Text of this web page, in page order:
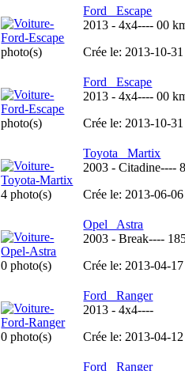
photo(s)
Ford Escape
2013 -4x4----00
Crée le: 2013-10-
photo(s)
Ford Escape
2013 -4x4----00
Crée le: 2013-10-
4 photo(s)
Toyota Martix
2003 -Citadine----
Crée le: 2013-06-
0 photo(s)
Opel Astra
2003 -Break----
Crée le: 2013-04-
0 photo(s)
Ford Ranger
2013 -4x4----
Crée le: 2013-04-
Ford Ranger